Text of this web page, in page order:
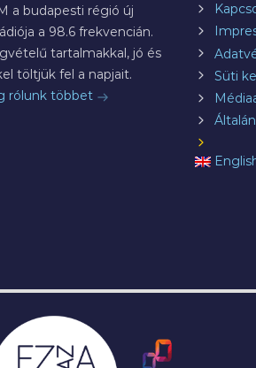
a budapesti régió új
a 98.6 frekvencián.
tartalmakkal, jó és
töltjük fel a napjait.
rólunk többet
Süti